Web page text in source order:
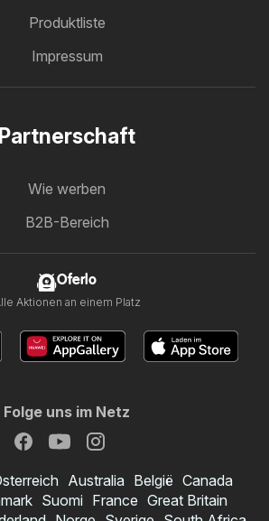
Produktliste
Impressum
Partnerschaft
Wie werben
B2B-Bereich
Oferlo
Aktionen an einem Platz
Folge uns im Netz
Australia België Canada
Suomi France Great Britain